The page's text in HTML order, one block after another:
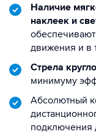
Наличие
наклеек и
движения и в
Стрела
минимуму
Абсолютный
подключения